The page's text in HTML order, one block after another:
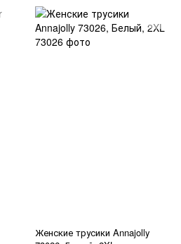
Женские трусики Annajolly